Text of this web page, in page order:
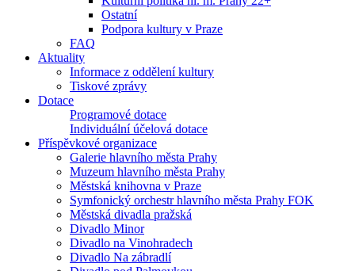
Ostatní
Podpora kultury v Praze
FAQ
Aktuality
Informace z oddělení kultury
Tiskové zprávy
Dotace
Programové dotace
Individuální účelová dotace
Příspěvkové organizace
Galerie hlavního města Prahy
Muzeum hlavního města Prahy
Městská knihovna v Praze
Symfonický orchestr hlavního města Prahy FOK
Městská divadla pražská
Divadlo Minor
Divadlo na Vinohradech
Divadlo Na zábradlí